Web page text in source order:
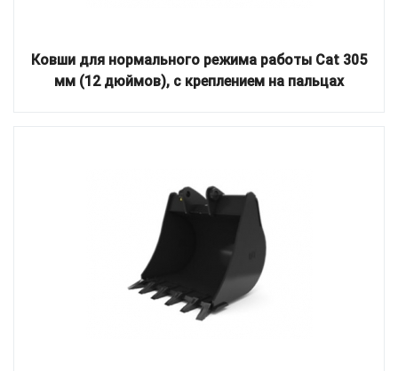
Ковши для нормального режима работы Cat 305
мм (12 дюймов), с креплением на пальцах